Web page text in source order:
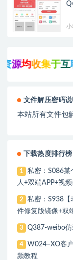
小
源均收集于互联
文件解压密码说
本站所有文件包
下载热度排行榜
1
私密：S086
人+双端APP+视
2
私密：S938【
件修复版镜像+双
3 Q387-weibo
4
W024–XO客
频教程